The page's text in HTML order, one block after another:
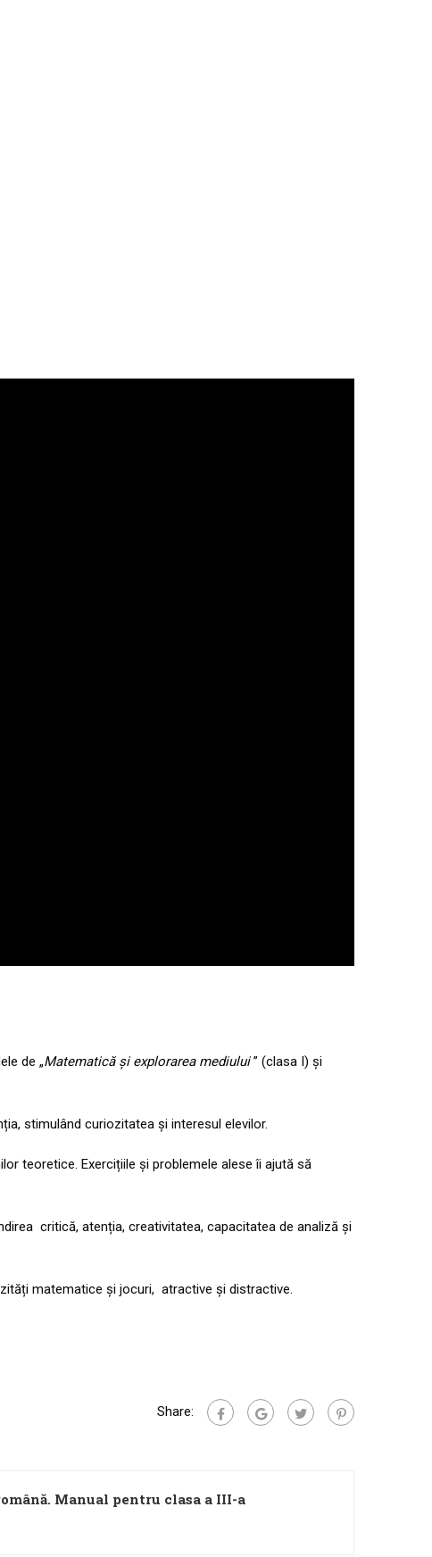
de „Matematicăși explorarea mediului” (clasa I) și
stimulând curiozitatea și interesul elevilor.
teoretice. Exercițiile și problemele alese îi ajută să
critică, atenția, creativitatea, capacitatea de analiză și
matematice și jocuri, atractive și distractive.
Share:
Manual pentru clasa a III-a